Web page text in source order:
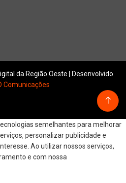
da Região Oeste | Desenvolvido
Comunicações
semelhantes para melhorar
personalizar publicidade e
Ao utilizar nossos serviços,
e com nossa